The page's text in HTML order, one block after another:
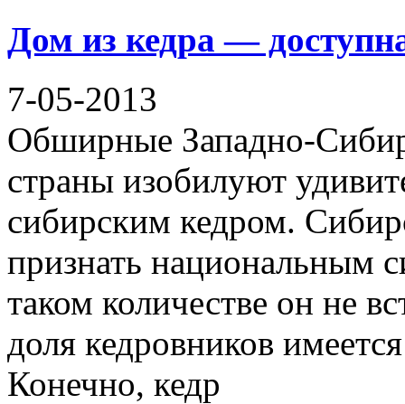
Дом из кедра —
7-05-2013
Обширные Западно-
страны изобилуют
сибирским кедром.
признать национальным
таком количестве он не
доля кедровников
Конечно, кедр